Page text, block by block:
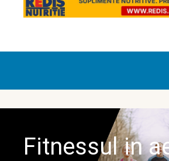
Fitnessul in